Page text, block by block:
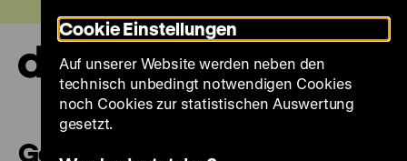
zum
Seiteninhalt
springen
Geschichte nach Plan?: die
Cookie Einstellungen
Auf unserer Website werden neben den
technisch unbedingt notwendigen Cookies
noch Cookies zur statistischen Auswertung
gesetzt.